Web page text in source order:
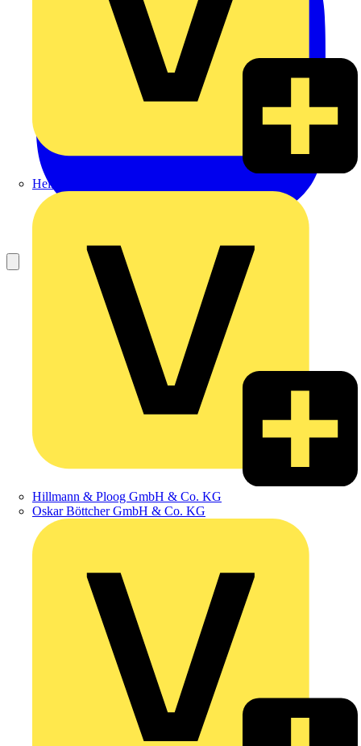
Heinrich Häusler GmbH
Hillmann & Ploog GmbH & Co. KG
Oskar Böttcher GmbH & Co. KG